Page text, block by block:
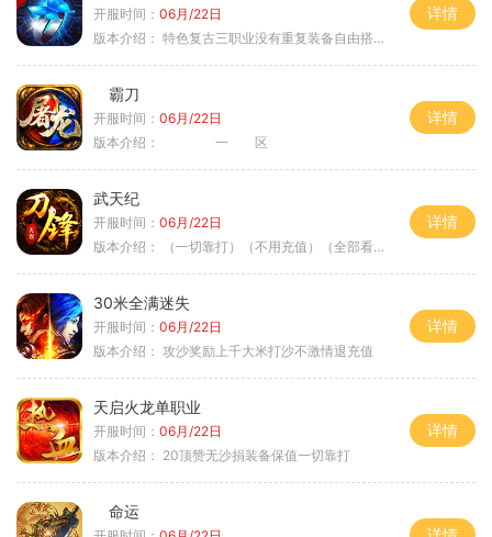
开服时间： 06月/22日
版本介绍： 特色复古三职业没有重复装备自由搭配私
详情
霸刀
开服时间： 06月/22日
版本介绍：
一 区
详情
武天纪
开服时间： 06月/22日
版本介绍：
（一切靠打）（不用充值）（全部看脸）
详情
30米全满迷失
开服时间： 06月/22日
版本介绍： 攻沙奖励上千大米打沙不激情退充值
详情
天启火龙单职业
开服时间： 06月/22日
版本介绍： 20顶赞无沙捐装备保值一切靠打
详情
命运